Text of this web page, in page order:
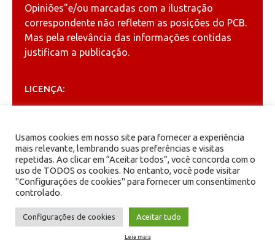
Opiniões"e/ou marcadas com a ilustração
correspondente não refletem as posições do PCB.
Mas pela relevância das informações contidas
justificam a publicação.
LICENÇA:
Creative Commons
ARQUIVOS
Arquivos
Usamos cookies em nosso site para fornecer a experiência
mais relevante, lembrando suas preferências e visitas
repetidas. Ao clicar em “Aceitar todos”, você concorda com o
uso de TODOS os cookies. No entanto, você pode visitar
"Configurações de cookies" para fornecer um consentimento
controlado.
Configurações de cookies Aceitar tudo
Leia mais